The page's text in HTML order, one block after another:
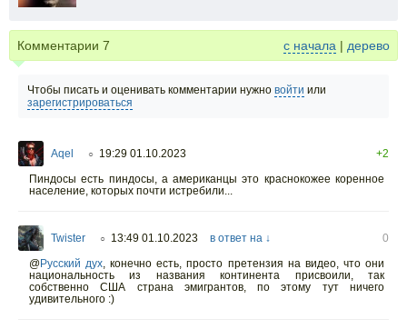
Комментарии 7 с начала | дерево
Чтобы писать и оценивать комментарии нужно войти или
зарегистрироваться
Aqel ○ 19:29 01.10.2023
+2
Пиндосы есть пиндосы, а американцы это краснокожее коренное
население, которых почти истребили...
Twister ○ 13:49 01.10.2023 в ответ на ↓
0
@Русский дух конечно есть, просто претензия на видео, что они
национальность из названия континента присвоили, так
собственно США страна эмигрантов, по этому тут ничего
удивительного :)